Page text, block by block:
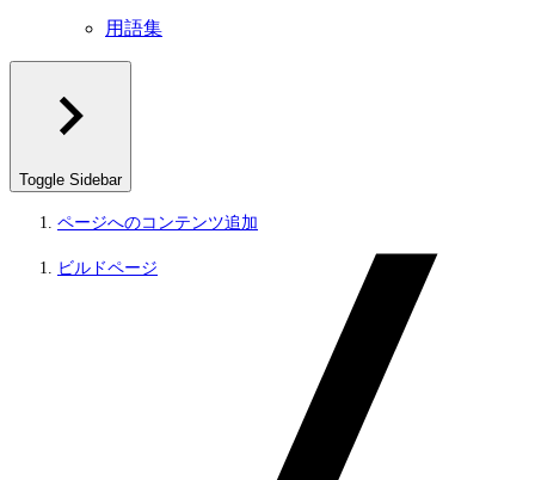
用語集
Toggle Sidebar
ページへのコンテンツ追加
ビルドページ